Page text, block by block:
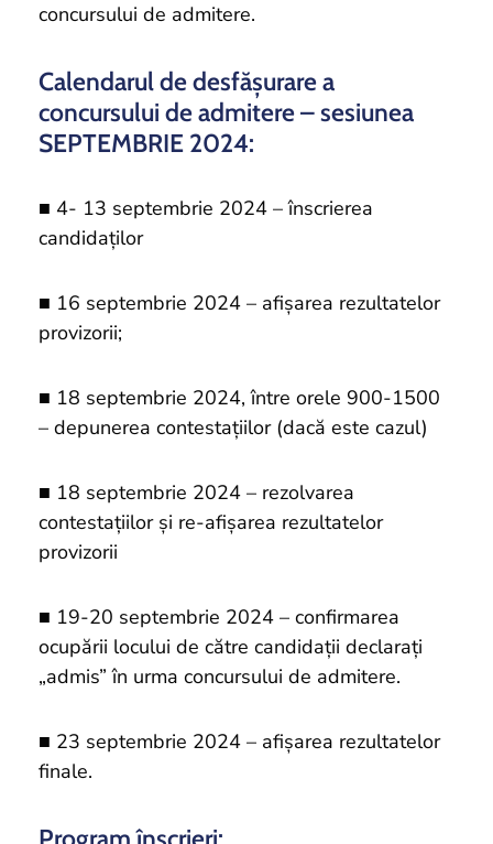
concursului de admitere.
Calendarul de desfăşurare a
concursului de admitere – sesiunea
SEPTEMBRIE 2024:
■ 4- 13 septembrie 2024 – înscrierea
candidaţilor
■ 16 septembrie 2024 – afişarea rezultatelor
provizorii;
■ 18 septembrie 2024, între orele 900-1500
– depunerea contestaţiilor (dacă este cazul)
■ 18 septembrie 2024 – rezolvarea
contestaţiilor şi re-afişarea rezultatelor
provizorii
■ 19-20 septembrie 2024 – confirmarea
ocupării locului de către candidaţii declaraţi
„admis” în urma concursului de admitere.
■ 23 septembrie 2024 – afişarea rezultatelor
finale.